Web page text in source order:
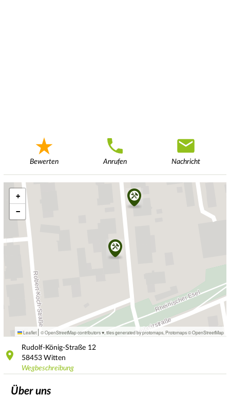
Bewerten Anrufen Nachricht
+
−
Leaflet | © OpenStreetMap contributors ♥, tiles generated by protomaps Protomaps©OpenStreetMap
Rudolf-König-Straße 12
58453 Witten
Wegbeschreibung
Über uns